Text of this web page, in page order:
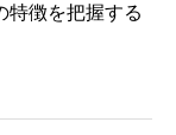
特徴を把握する